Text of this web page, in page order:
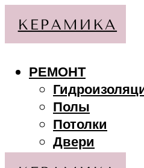
РЕМОНТ
Полы
Потолки
Двери